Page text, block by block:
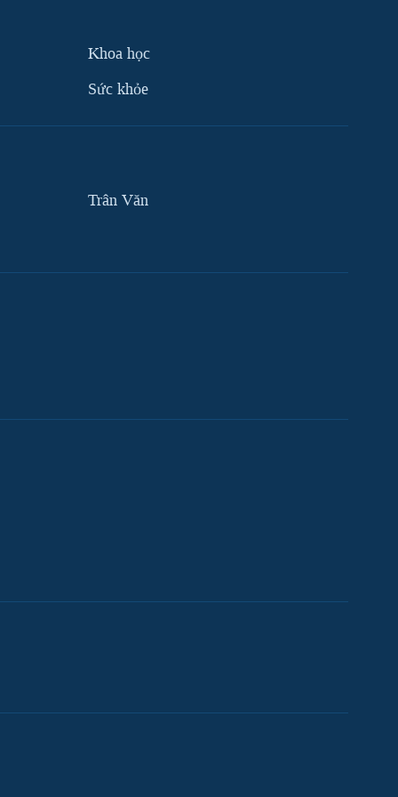
Khoa học
Sức khỏe
Trân Văn